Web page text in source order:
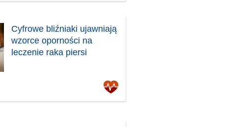
Cyfrowe bliźniaki ujawniają
wzorce oporności na
leczenie raka piersi